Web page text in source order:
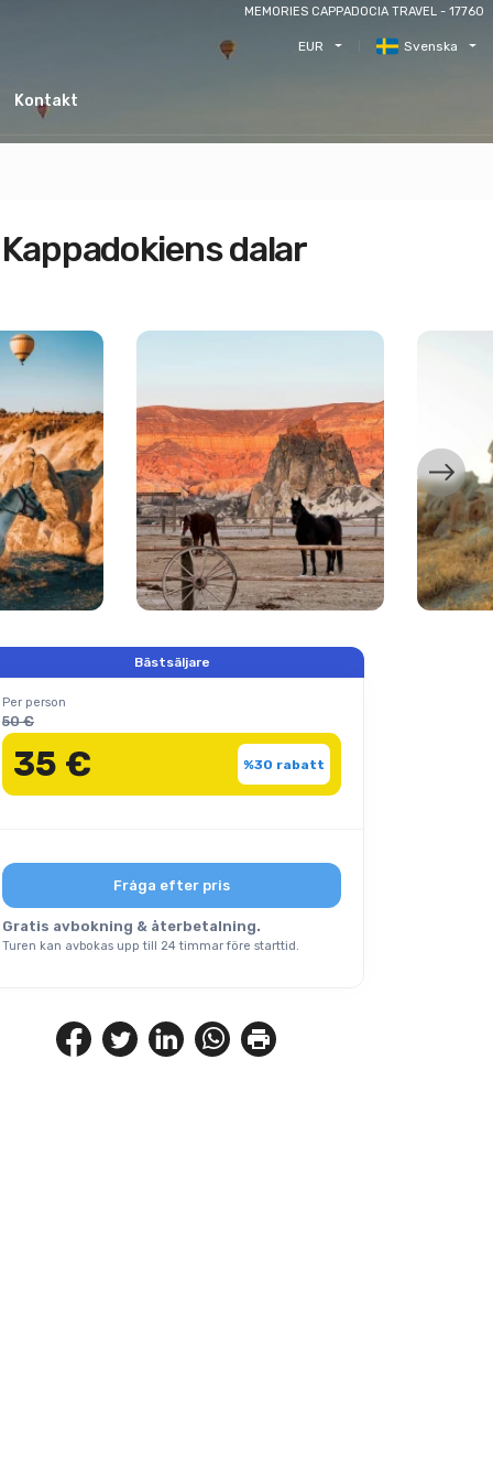
MEMORIES CAPPADOCIA TRAVEL - 17760
EUR Svenska
Kontakt
dalar
Bästsäljare
Per person
50 €
35 € %30 rabatt
Fråga efter pris
Gratis avbokning & återbetalning.
Turen kan avbokas upp till 24 timmar före starttid.